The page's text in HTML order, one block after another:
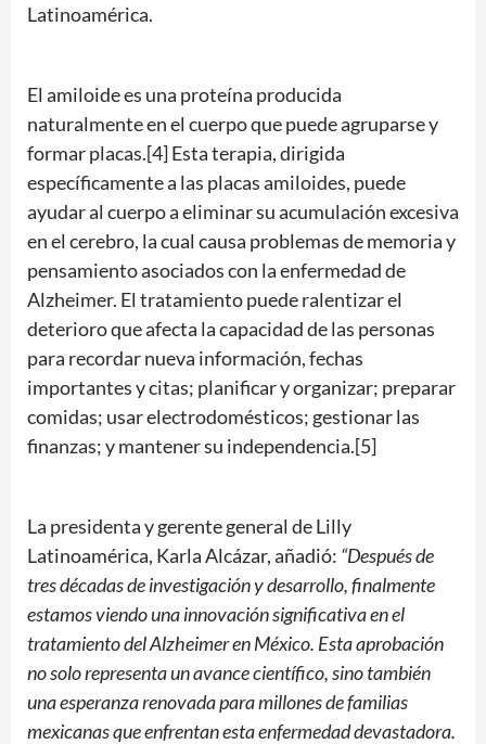
Latinoamérica.
El amiloide es una proteína producida
naturalmente en el cuerpo que puede agruparse y
formar placas.[4] Esta terapia, dirigida
específicamente a las placas amiloides, puede
ayudar al cuerpo a eliminar su acumulación excesiva
en el cerebro, la cual causa problemas de memoria y
pensamiento asociados con la enfermedad de
Alzheimer. El tratamiento puede ralentizar el
deterioro que afecta la capacidad de las personas
para recordar nueva información, fechas
importantes y citas; planificar y organizar; preparar
comidas; usar electrodomésticos; gestionar las
finanzas; y mantener su independencia.[5]
La presidenta y gerente general de Lilly
Latinoamérica, Karla Alcázar, añadió: “Después de
tres décadas de investigación y desarrollo, finalmente
estamos viendo una innovación significativa en el
tratamiento del Alzheimer en México. Esta aprobación
no solo representa un avance científico, sino también
una esperanza renovada para millones de familias
mexicanas que enfrentan esta enfermedad devastadora.